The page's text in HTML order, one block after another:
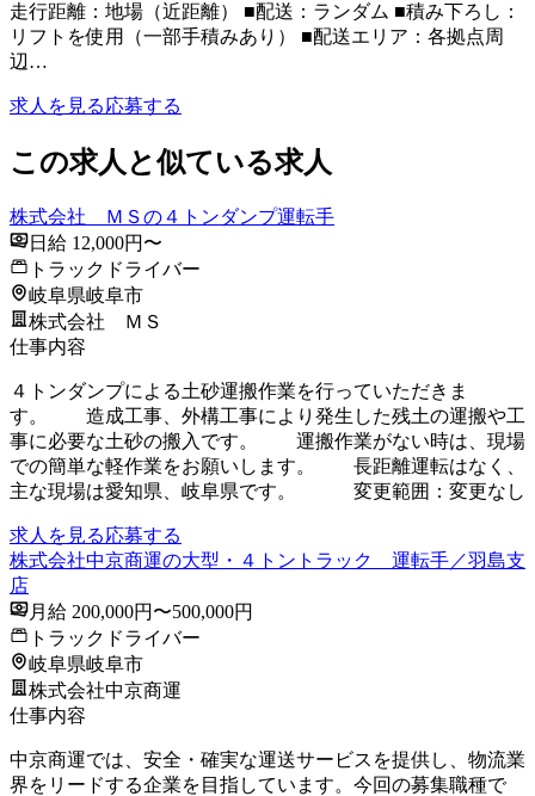
走行距離：地場（近距離） ■配送：ランダム ■積み下ろし：
リフトを使用（一部手積みあり） ■配送エリア：各拠点周
辺…
求人を見る応募する
この求人と似ている求人
株式会社 ＭＳの４トンダンプ運転手
日給 12,000円〜
トラックドライバー
岐阜県岐阜市
株式会社 ＭＳ
仕事内容
４トンダンプによる土砂運搬作業を行っていただきま
す。 造成工事、外構工事により発生した残土の運搬や工
事に必要な土砂の搬入です。 運搬作業がない時は、現場
での簡単な軽作業をお願いします。 長距離運転はなく、
主な現場は愛知県、岐阜県です。 変更範囲：変更なし
求人を見る応募する
株式会社中京商運の大型・４トントラック 運転手／羽島支
店
月給 200,000円〜500,000円
トラックドライバー
岐阜県岐阜市
株式会社中京商運
仕事内容
中京商運では、安全・確実な運送サービスを提供し、物流業
界をリードする企業を目指しています。今回の募集職種で